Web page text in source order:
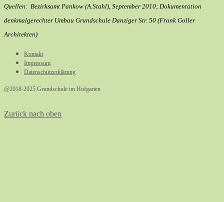
Quellen: Bezirksamt Pankow (A.Stahl), September 2010; Dokumentation
denkmalgerechter Umbau Grundschule Danziger Str. 50 (Frank Goller
Architekten)
Kontakt
Impressum
Datenschutzerklärung
@2018-2025 Grundschule im Hofgarten
Zurück nach oben